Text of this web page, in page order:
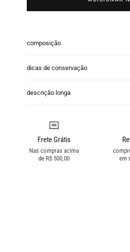
composição
dicas de conservação
descrição longa
Frete Grátis
Nas compras acima
de R$ 500,00
em